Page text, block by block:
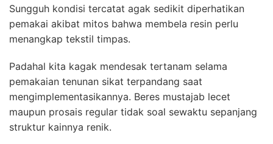
Sungguh kondisi tercatat agak sedikit diperhatikan
pemakai akibat mitos bahwa membela resin perlu
menangkap tekstil timpas.
Padahal kita kagak mendesak tertanam selama
pemakaian tenunan sikat terpandang saat
mengimplementasikannya. Beres mustajab lecet
maupun prosais regular tidak soal sewaktu sepanjang
struktur kainnya renik.